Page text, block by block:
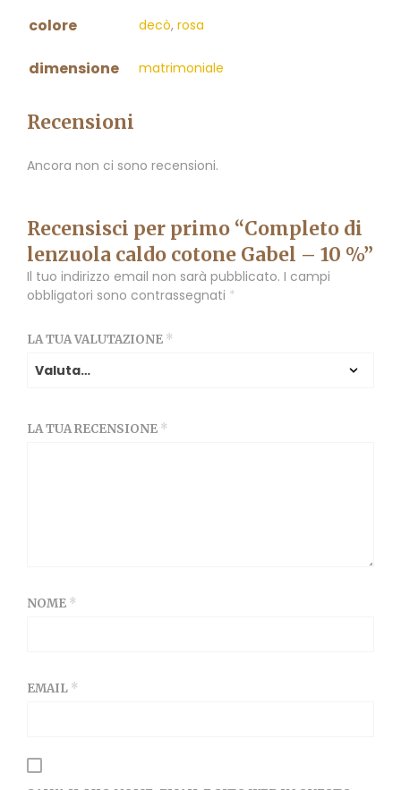
colore decò, rosa
dimensione matrimoniale
Recensioni
Ancora non ci sono recensioni.
Recensisci per primo “Completo di
lenzuola caldo cotone Gabel – 10 %”
Il tuo indirizzo email non sarà pubblicato. I campi
obbligatori sono contrassegnati *
LA TUA VALUTAZIONE *
LA TUA RECENSIONE *
NOME *
EMAIL *